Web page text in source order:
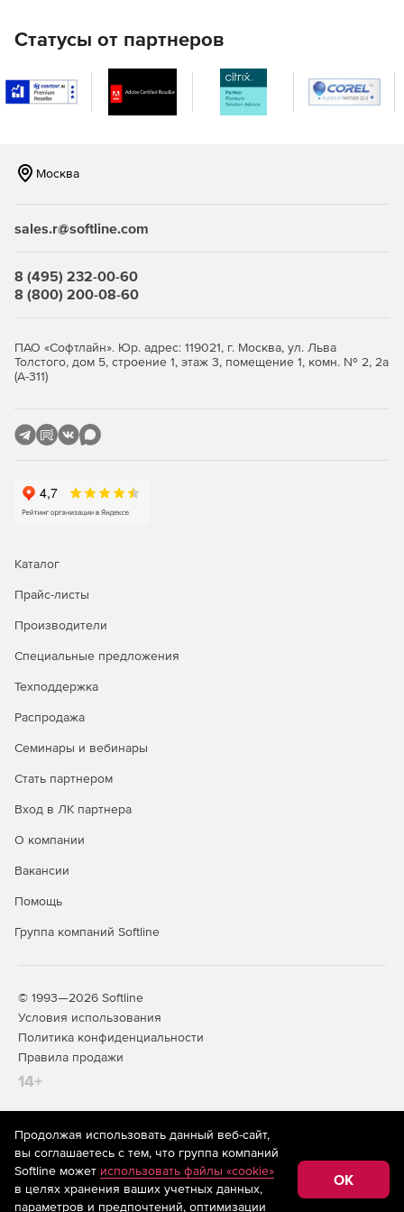
PC Check & Tuning помогает узнать все о возможностях
производительности и слабых сторонах системы.
Можно легко ускорить процедуру запуска, отключив
Высокоскоростной режим
мощности. Например, можно ускорить работу своего
мультимедийного программного обеспечения,
одновременно снижая производительность для менее
Защита в реальном времени
могут быть обнаружены и устранены в режиме реального
времени. PC Check & Tuning автоматически ищет
историю браузера, сканирует компьютер на наличие
удаляет их навсегда, находит ненужное и даже
вредоносное программное обеспечение.
Статусы от партнеров
Москва
sales.r@softline.com
8 (495) 232-00-60
8 (800) 200-08-60
ПАО «Софтлайн». Юр. адрес: 119021, г. Москва, ул. Льва
Толстого, дом 5, строение 1, этаж 3, помещение 1, комн. № 2, 2а
(А-311)
Каталог
Прайс-листы
Производители
Специальные предложения
Техподдержка
Распродажа
Семинары и вебинары
Стать партнером
Вход в ЛК партнера
О компании
Вакансии
Помощь
Группа компаний Softline
© 1993—2026 Softline
Условия использования
Политика конфиденциальности
Правила продажи
14+
На информационном ресурсе store.softline.ru применяются
рекомендательные технологии(информационные технологии
предоставления информации на основе сбора,
систематизации и анализа сведений, относящихся к
предпочтениям пользователей сети «Интернет»,
Продолжая использовать данный веб-сайт,
вы соглашаетесь с тем, что группа компаний
Softline может использовать файлы «cookie»
в целях хранения ваших учетных данных,
параметров и предпочтений, оптимизации
OK